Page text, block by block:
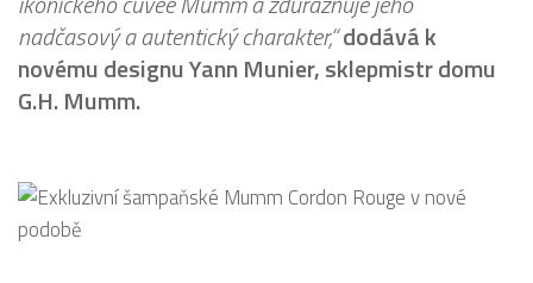
nadčasový a autentický charakter,“dodává k
novému designu Yann Munier, sklepmistr domu
G.H. Mumm.